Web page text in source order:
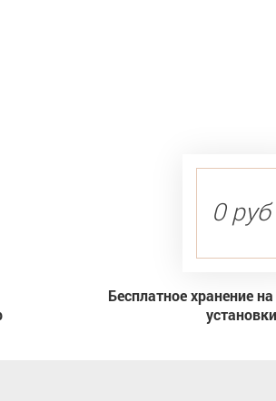
0 руб
Бесплатное хранение
установки